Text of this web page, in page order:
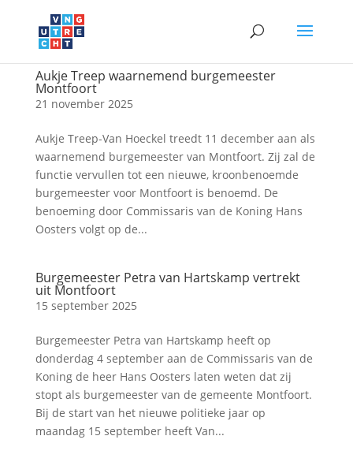
Aukje Treep waarnemend burgemeester
Montfoort
21 november 2025
Aukje Treep-Van Hoeckel treedt 11 december aan als
waarnemend burgemeester van Montfoort. Zij zal de
functie vervullen tot een nieuwe, kroonbenoemde
burgemeester voor Montfoort is benoemd. De
benoeming door Commissaris van de Koning Hans
Oosters volgt op de...
Burgemeester Petra van Hartskamp vertrekt
uit Montfoort
15 september 2025
Burgemeester Petra van Hartskamp heeft op
donderdag 4 september aan de Commissaris van de
Koning de heer Hans Oosters laten weten dat zij
stopt als burgemeester van de gemeente Montfoort.
Bij de start van het nieuwe politieke jaar op
maandag 15 september heeft Van...